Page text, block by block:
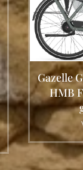
Gazelle
HMB